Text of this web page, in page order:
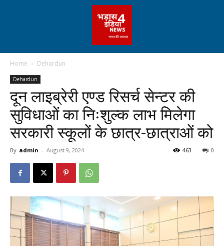
Home Dehardun
Dehardun
दून लाइब्रेरी एण्ड रिसर्च सेन्टर की
सुविधाओं का निःशुल्क लाभ मिलेगा
सरकारी स्कूलों के छात्र-छात्राओं को
By admin - August 9, 2024 0
463